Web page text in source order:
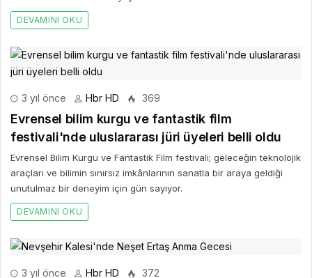
DEVAMINI OKU
3 yıl önce Hbr HD 369
Evrensel bilim kurgu ve fantastik film
festivali'nde uluslararası jüri üyeleri belli oldu
Evrensel Bilim Kurgu ve Fantastik Film festivali; geleceğin teknolojik
araçları ve bilimin sınırsız imkânlarının sanatla bir araya geldiği
unutulmaz bir deneyim için gün sayıyor.
DEVAMINI OKU
3 yıl önce Hbr HD 372